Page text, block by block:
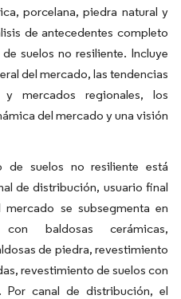
porcelana, piedra natural y
de antecedentes completo
suelos no resiliente. Incluye
del mercado, las tendencias
mercados regionales, los
del mercado y una visión
de suelos no resiliente está
de distribución, usuario final
se subsegmenta en
baldosas cerámicas,
de piedra, revestimiento
revestimiento de suelos con
canal de distribución, el